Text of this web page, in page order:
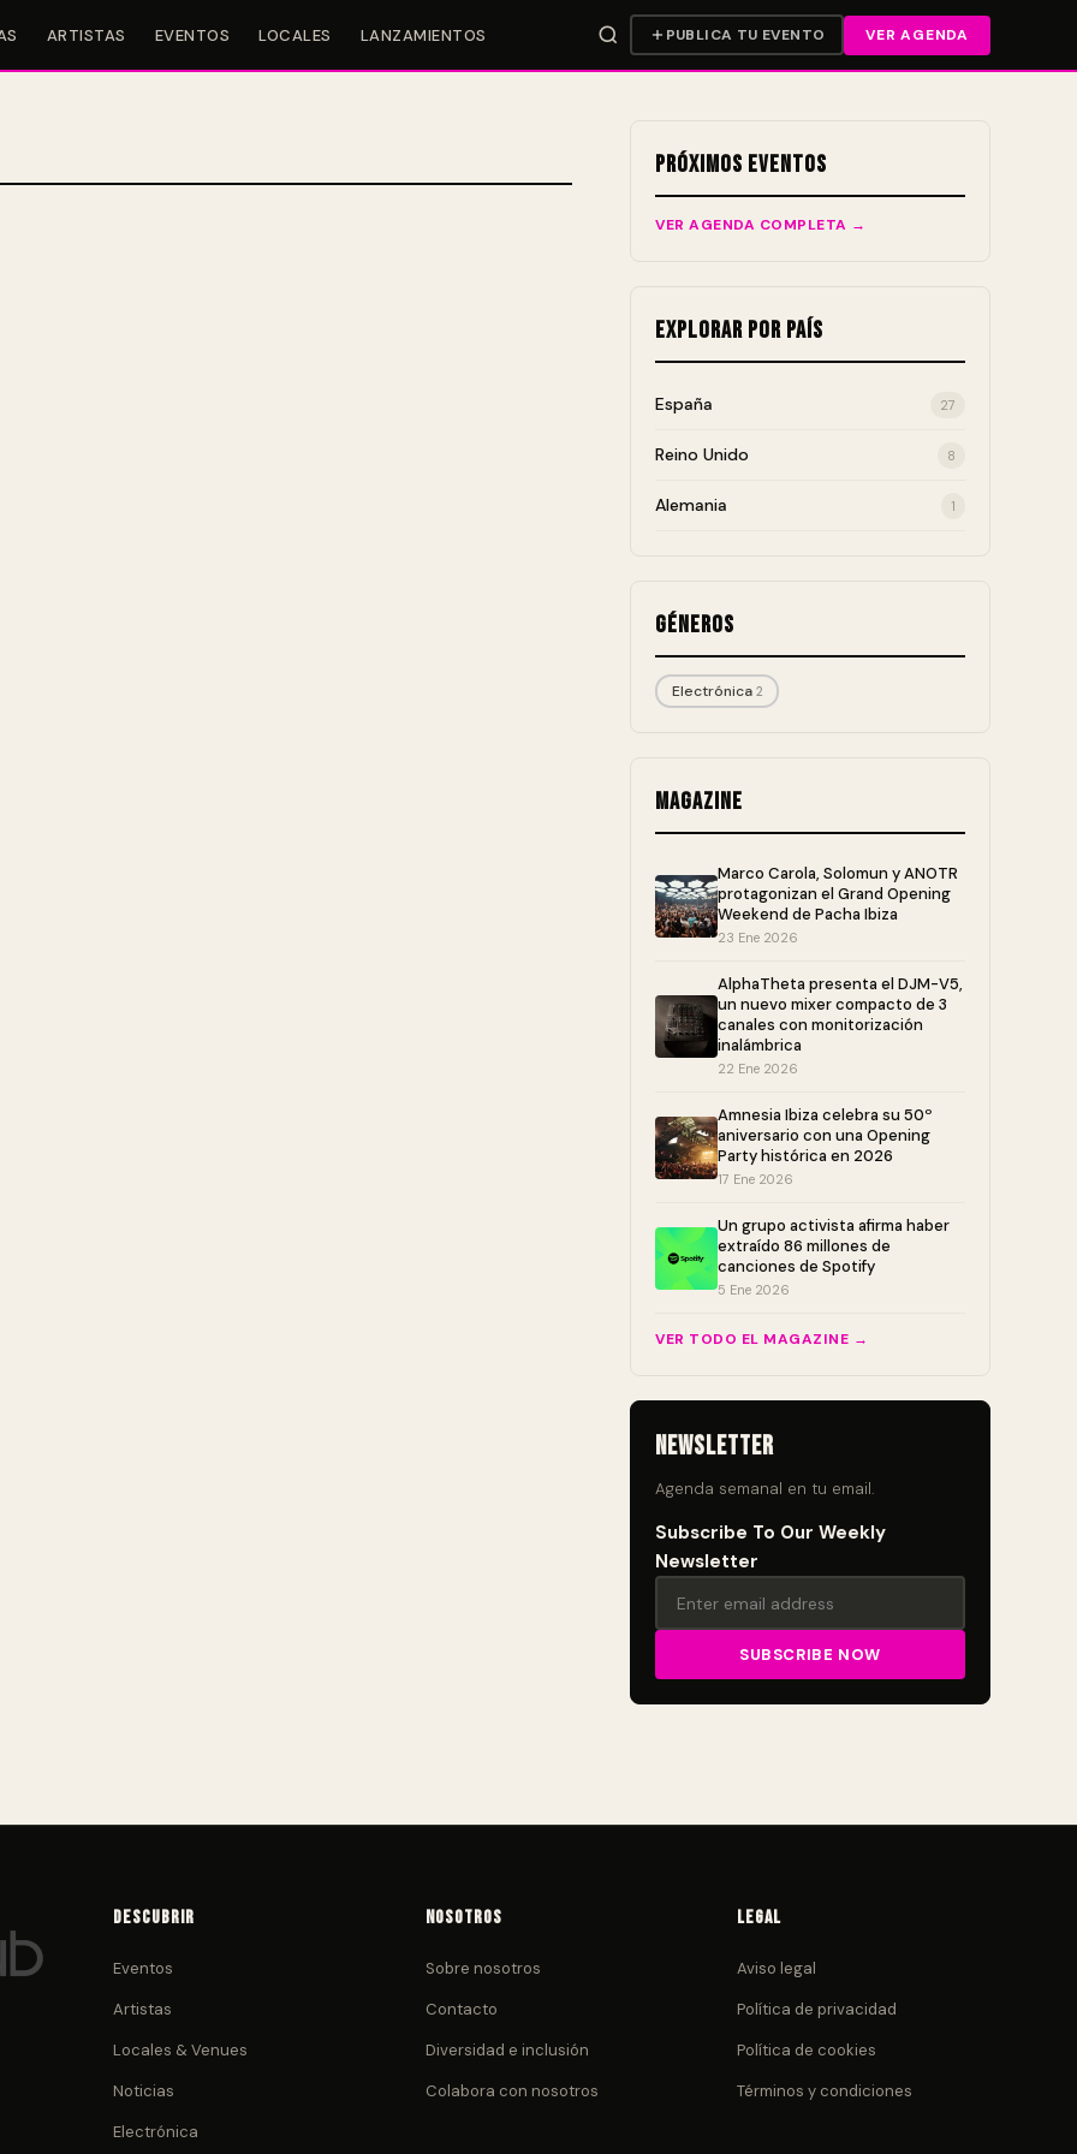
ARTISTAS EVENTOS LOCALES LANZAMIENTOS PUBLICA TU EVENTO VER AGENDA
Próximos Eventos
VER AGENDA COMPLETA →
Explorar por País
España 27
Reino Unido 8
Alemania 1
Géneros
Electrónica 2
Magazine
Marco Carola, Solomun y ANOTR
protagonizan el Grand Opening
Weekend de Pacha Ibiza
23 Ene 2026
AlphaTheta presenta el DJM-V5,
un nuevo mixer compacto de 3
canales con monitorización
inalámbrica
22 Ene 2026
Amnesia Ibiza celebra su 50º
aniversario con una Opening
Party histórica en 2026
17 Ene 2026
Un grupo activista afirma haber
extraído 86 millones de
canciones de Spotify
5 Ene 2026
VER TODO EL MAGAZINE →
Newsletter
Agenda semanal en tu email.
Subscribe To Our Weekly
Newsletter
Descubrir
Eventos
Artistas
Locales & Venues
Noticias
Electrónica
Nosotros
Sobre nosotros
Contacto
Diversidad e inclusión
Colabora con nosotros
Legal
Aviso legal
Política de privacidad
Política de cookies
Términos y condiciones